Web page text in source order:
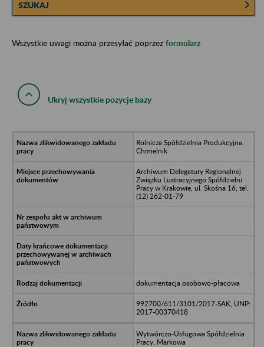
SZUKAJ
Wszystkie uwagi można przesyłać poprzez formularz
Ukryj wszystkie pozycje bazy
Rolnicza Spółdzielnia Produkcyjna,
Chmielnik
Archiwum Delegatury Regionalnej
Związku Lustracyjnego Spółdzielni
Pracy w Krakowie, ul. Skośna 16, tel.
(12) 262-01-79
dokumentacja osobowo-płacowa
992700/611/3101/2017-SAK, UNP:
2017-00370418
Wytwórczo-Usługowa Spółdzielnia
Pracy, Markowa